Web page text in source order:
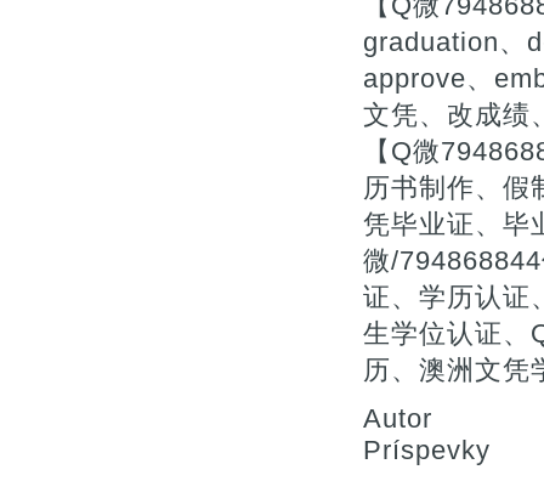
graduation、
approve、
文凭、改成绩
【Q微
历书制作、假
凭毕业证、毕
微/
证、学历认证
生学位认证、
历、澳洲文凭
Autor
Príspevky